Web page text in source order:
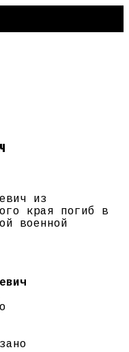
из
края погиб в
военной